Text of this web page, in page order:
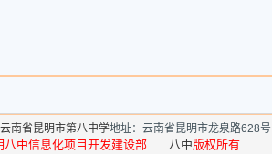
云南省昆明市第八中学地址：云南省昆明市龙泉路628号
八中信息化项目开发建设部 八中版权所有